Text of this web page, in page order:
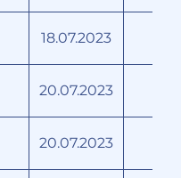
18.07.2023
20.07.2023
20.07.2023